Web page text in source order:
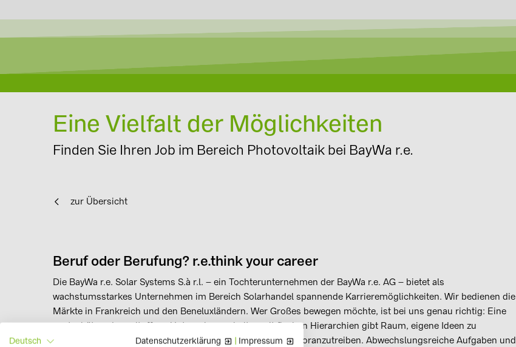
Eine Vielfalt der Möglichkeiten
Finden Sie Ihren Job im Bereich Photovoltaik bei BayWa r.e.
zur Übersicht
Beruf oder Berufung? r.e.think your career
Die BayWa r.e. Solar Systems S.à r.l. – ein Tochterunternehmen der BayWa r.e. AG – bietet als
wachstumsstarkes Unternehmen im Bereich Solarhandel spannende Karrieremöglichkeiten. Wir bedienen die
Märkte in Frankreich und den Beneluxländern. Wer Großes bewegen möchte, ist bei uns genau richtig: Eine
wertschätzende, weltoffene Unternehmenskultur mit flachen Hierarchien gibt Raum, eigene Ideen zu
entwickeln und Innovationen für eine nachhaltige Zukunft voranzutreiben. Abwechslungsreiche Aufgaben und
Deutsch Datenschutzerklärung | Impressum